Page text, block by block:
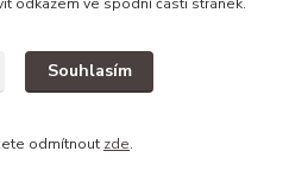
Souhlasím
odmítnout zde.